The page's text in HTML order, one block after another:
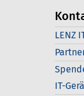
LENZ
IT-